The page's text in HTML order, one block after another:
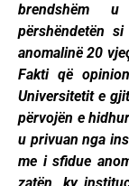
brendshëm
përshëndetën
anomalinë 20
Fakti që
Universitetit e
përvojën e
u privuan nga
me i sfidue